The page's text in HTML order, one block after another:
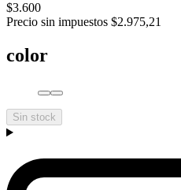
$3.600
Precio sin impuestos $2.975,21
color
Sin stock